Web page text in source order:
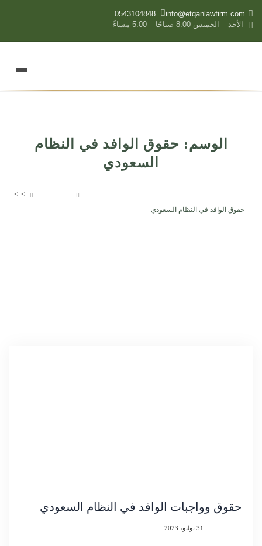
info@etqanlawfirm.com
0543104848
الأحد – الخميس 8:00 صباحًا – 5:00 مساءً
الوسم: حقوق الوافد في النظام
السعودي
>
>
حقوق الوافد في النظام السعودي
حقوق وواجبات الوافد في النظام السعودي
31 يوليو، 2023